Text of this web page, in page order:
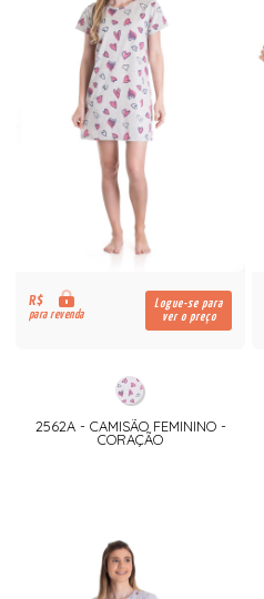
R$
para revenda
Logue-se para
ver o preço
2562A - CAMISÃO FEMININO -
CORAÇÃO